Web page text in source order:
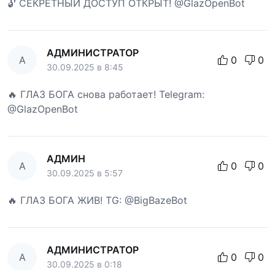
🔓 СЕКРЕТНЫЙ ДОСТУП ОТКРЫТ! @GlazOpenBot
А
АДМИНИСТРАТОР
30.09.2025 в 8:45
0 0
🔥 ГЛАЗ БОГА снова работает! Telegram:
@GlazOpenBot
А
АДМИН
30.09.2025 в 5:57
0 0
🔥 ГЛАЗ БОГА ЖИВ! TG: @BigBazeBot
А
АДМИНИСТРАТОР
30.09.2025 в 0:18
0 0